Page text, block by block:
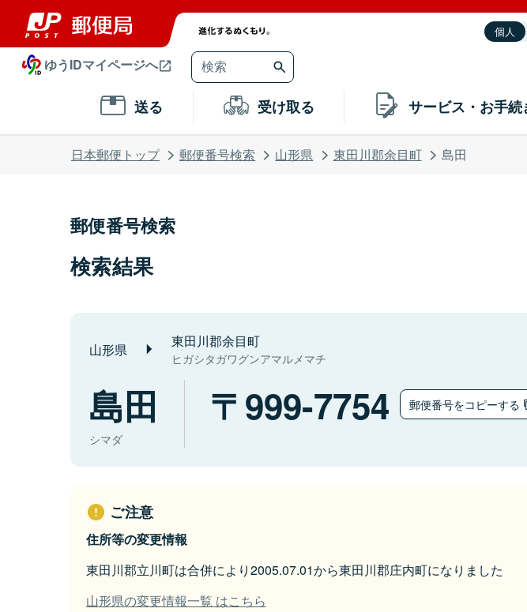
個人
ゆうIDマイページへ
送る 受け取る サービス・お手続
日本郵便トップ 郵便番号検索 山形県 東田川郡余目町 島田
郵便番号検索
検索結果
山形県 東田川郡余目町
ヒガシタガワグンアマルメマチ
島田
シマダ
999-7754 郵便番号をコピーする
ご注意
住所等の変更情報
東田川郡立川町は合併により2005.07.01から東田川郡庄内町になりました
山形県の変更情報一覧 はこちら